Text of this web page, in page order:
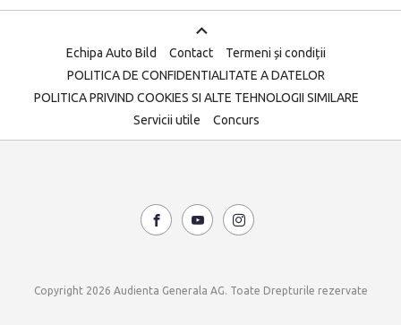
Echipa Auto Bild Contact
Termeni și condiții
POLITICA DE CONFIDENTIALITATE A DATELOR
POLITICA PRIVIND COOKIES SI ALTE TEHNOLOGII SIMILARE
Servicii utile
Concurs
Copyright 2026 Audienta Generala AG. Toate Drepturile rezervate